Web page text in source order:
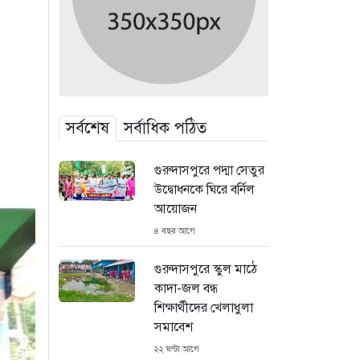
সর্বশেষ সর্বাধিক পঠিত
গুরুদাসপুরে পদ্মা সেতুর
উদ্বোধনকে ঘিরে বর্নিল
আয়োজন
৪ বছর আগে
গুরুদাসপুরে স্কুল মাঠে
কাদা-জল বন্ধ
শিক্ষার্থীদের খেলাধুলা
সমাবেশ
২২ ঘণ্টা আগে